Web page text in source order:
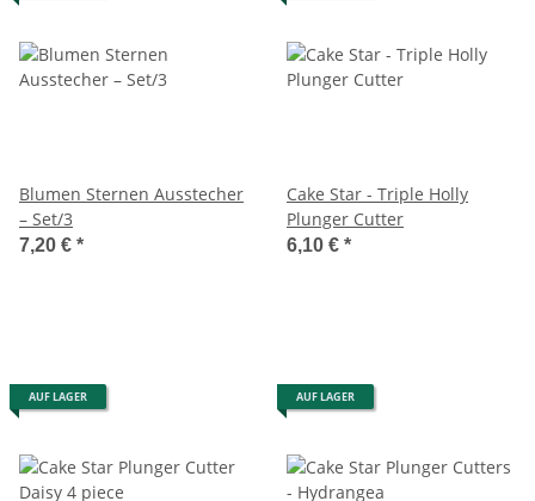
Blumen Sternen Ausstecher
– Set/3
7,20 € *
Cake Star - Triple Holly
Plunger Cutter
6,10 € *
AUF LAGER AUF LAGER